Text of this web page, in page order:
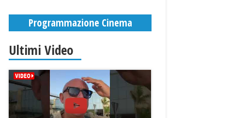
Programmazione Cinema
Ultimi Video